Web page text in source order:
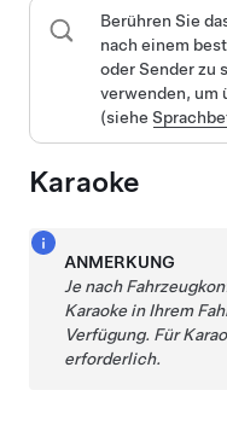
Berühren Sie
nach einem
oder Sender zu
verwenden, um
(siehe
Karaoke
ANMERKUNG
Je nach
Karaoke in Ihrem
Verfügung. Für
erforderlich.